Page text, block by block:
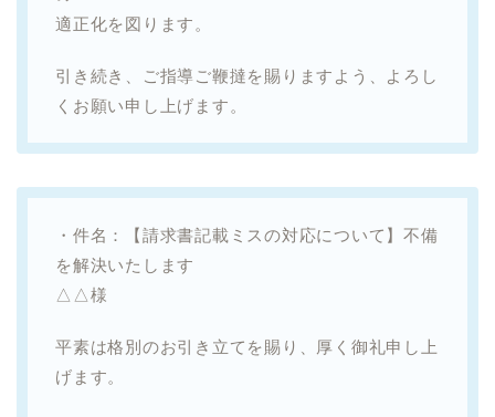
適正化を図ります。
引き続き、ご指導ご鞭撻を賜りますよう、よろし
くお願い申し上げます。
・件名：【請求書記載ミスの対応について】不備
を解決いたします
△△様
平素は格別のお引き立てを賜り、厚く御礼申し上
げます。